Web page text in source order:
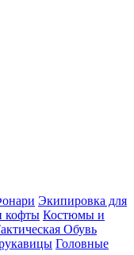
Экипировка для
кофты Костюмы и
Обувь
Головные